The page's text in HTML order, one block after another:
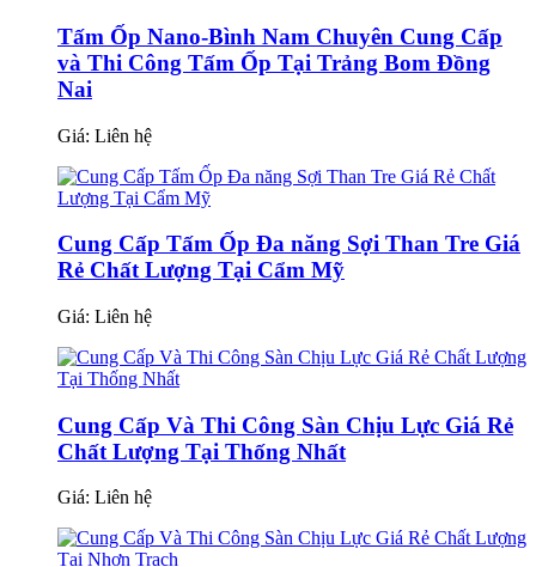
Tấm Ốp Nano-Bình Nam Chuyên Cung Cấp
và Thi Công Tấm Ốp Tại Trảng Bom Đồng
Nai
Giá: Liên hệ
Cung Cấp Tấm Ốp Đa năng Sợi Than Tre Giá
Rẻ Chất Lượng Tại Cẩm Mỹ
Giá: Liên hệ
Cung Cấp Và Thi Công Sàn Chịu Lực Giá Rẻ
Chất Lượng Tại Thống Nhất
Giá: Liên hệ